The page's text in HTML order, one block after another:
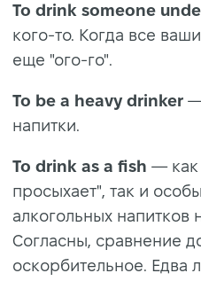
To drink someone
кого-то. Когда все
еще "ого-го".
To be a heavy drinker —
напитки.
To drink as a fish — как
просыхает", так и
алкогольных напитков
Согласны, сравнение
оскорбительное. Едва